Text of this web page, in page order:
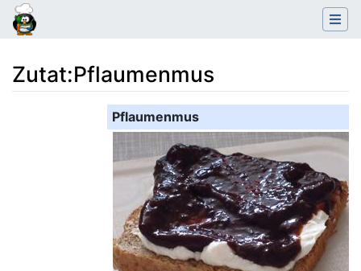
Zutat:Pflaumenmus
Navigation,Suche
Pflaumenmus